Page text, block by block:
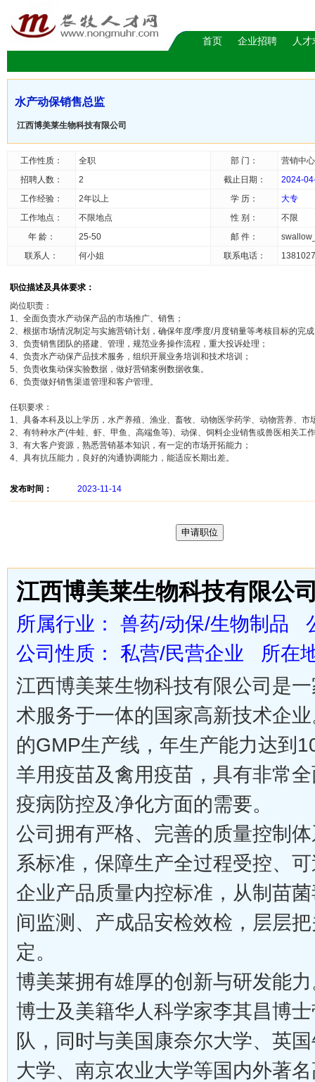
首页 企业招聘 人
水产动保销售总监
江西博美莱生物科技有限公司
工作性质： 全职 部 门：
营销中心
招聘人数：
2 截止日期：
2024-
工作经验：
2年以上 学 历：
大专
工作地点：
不限地点 性 别：
不限
年 龄：
25-50 邮 件：
联系人：
何小姐 联系电话：
职位描述及具体要求：
岗位职责：
1、全面负责水产动保产品的市场推广、销售；
2、根据市场情况制定与实施营销计划，确保年度/季度/月度销量等考核目标的完
3、负责销售团队的搭建、管理，规范业务操作流程，重大投诉处理；
4、负责水产动保产品技术服务，组织开展业务培训和技术培训；
5、负责收集动保实验数据，做好营销案例数据收集。
6、负责做好销售渠道管理和客户管理。
任职要求：
1、具备本科及以上学历，水产养殖、渔业、畜牧、动物医学药学、动物营养、市
2、有特种水产(牛蛙、虾、甲鱼、高端鱼等)、动保、饲料企业销售或兽医相关工
3、有大客户资源，熟悉营销基本知识，有一定的市场开拓能力；
4、具有抗压能力，良好的沟通协调能力，能适应长期出差。
发布时间： 2023-11-14
江西博美莱生物科技有限公
所属行业： 兽药/动保/生物制品
公司性质： 私营/民营企业 所在
江西博美莱生物科技有限公司是
术服务于一体的国家高新技术企
的GMP生产线，年生产能力达到
羊用疫苗及禽用疫苗，具有非常
疫病防控及净化方面的需要。
公司拥有严格、完善的质量控制
系标准，保障生产全过程受控、
企业产品质量内控标准，从制苗
间监测、产成品安检效检，层层
定。
博美莱拥有雄厚的创新与研发能
博士及美籍华人科学家李其昌博
队，同时与美国康奈尔大学、英
大学、南京农业大学等国内外著